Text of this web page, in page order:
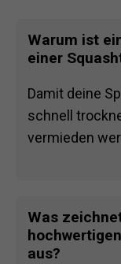
Warum ist
einer
Damit deine
schnell
vermieden
Was
aus?